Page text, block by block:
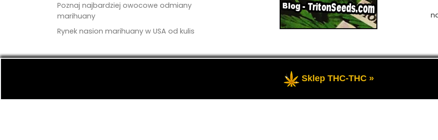
Poznaj najbardziej owocowe odmiany
marihuany
Rynek nasion marihuany w USA od kulis
- Przedstawia portal-blog o Marihuanie,
Sklep THC-THC »